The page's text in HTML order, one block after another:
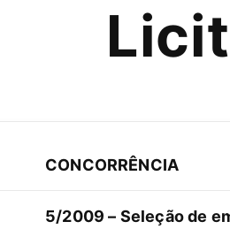
CONCORRÊNCIA
5/2009 – Seleção de